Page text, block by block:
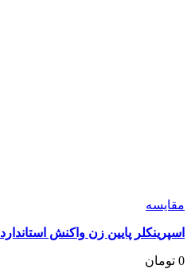
مقايسه
اسپرینکلر پایین زن واکنش استاندارد 3/8 57 factor-K آریا کوپلینگ
0 تومان